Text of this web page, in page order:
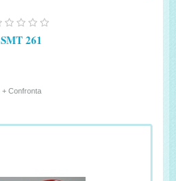
SMT 261
+ Confronta